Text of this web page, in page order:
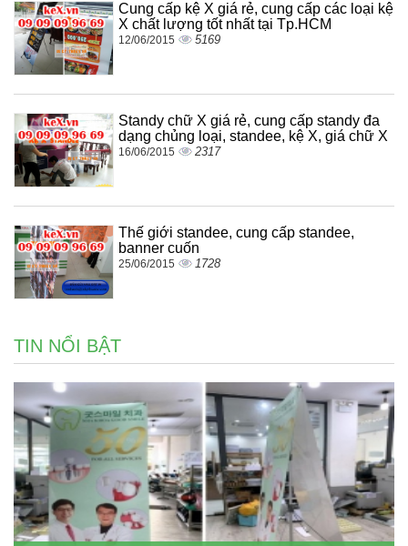
Cung cấp kệ X giá rẻ, cung cấp các loại kệ
X chất lượng tốt nhất tại Tp.HCM
12/06/2015 5169
Standy chữ X giá rẻ, cung cấp standy đa
dạng chủng loại, standee, kệ X, giá chữ X
16/06/2015 2317
Thế giới standee, cung cấp standee,
banner cuốn
25/06/2015 1728
TIN NỔI BẬT